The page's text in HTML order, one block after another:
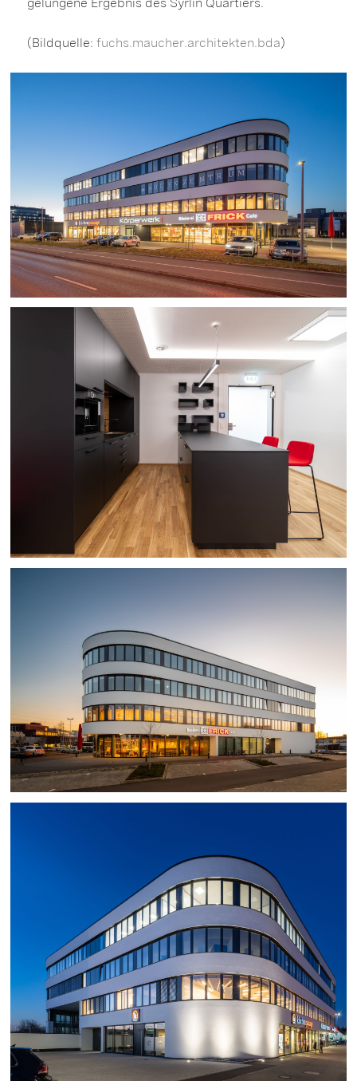
gelungene Ergebnis des Syrlin Quartiers.
(Bildquelle: fuchs.maucher.architekten.bda)